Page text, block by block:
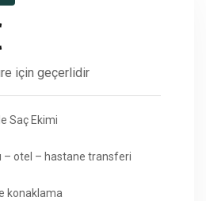
için geçerlidir
Saç Ekimi
– otel – hastane transferi
konaklama